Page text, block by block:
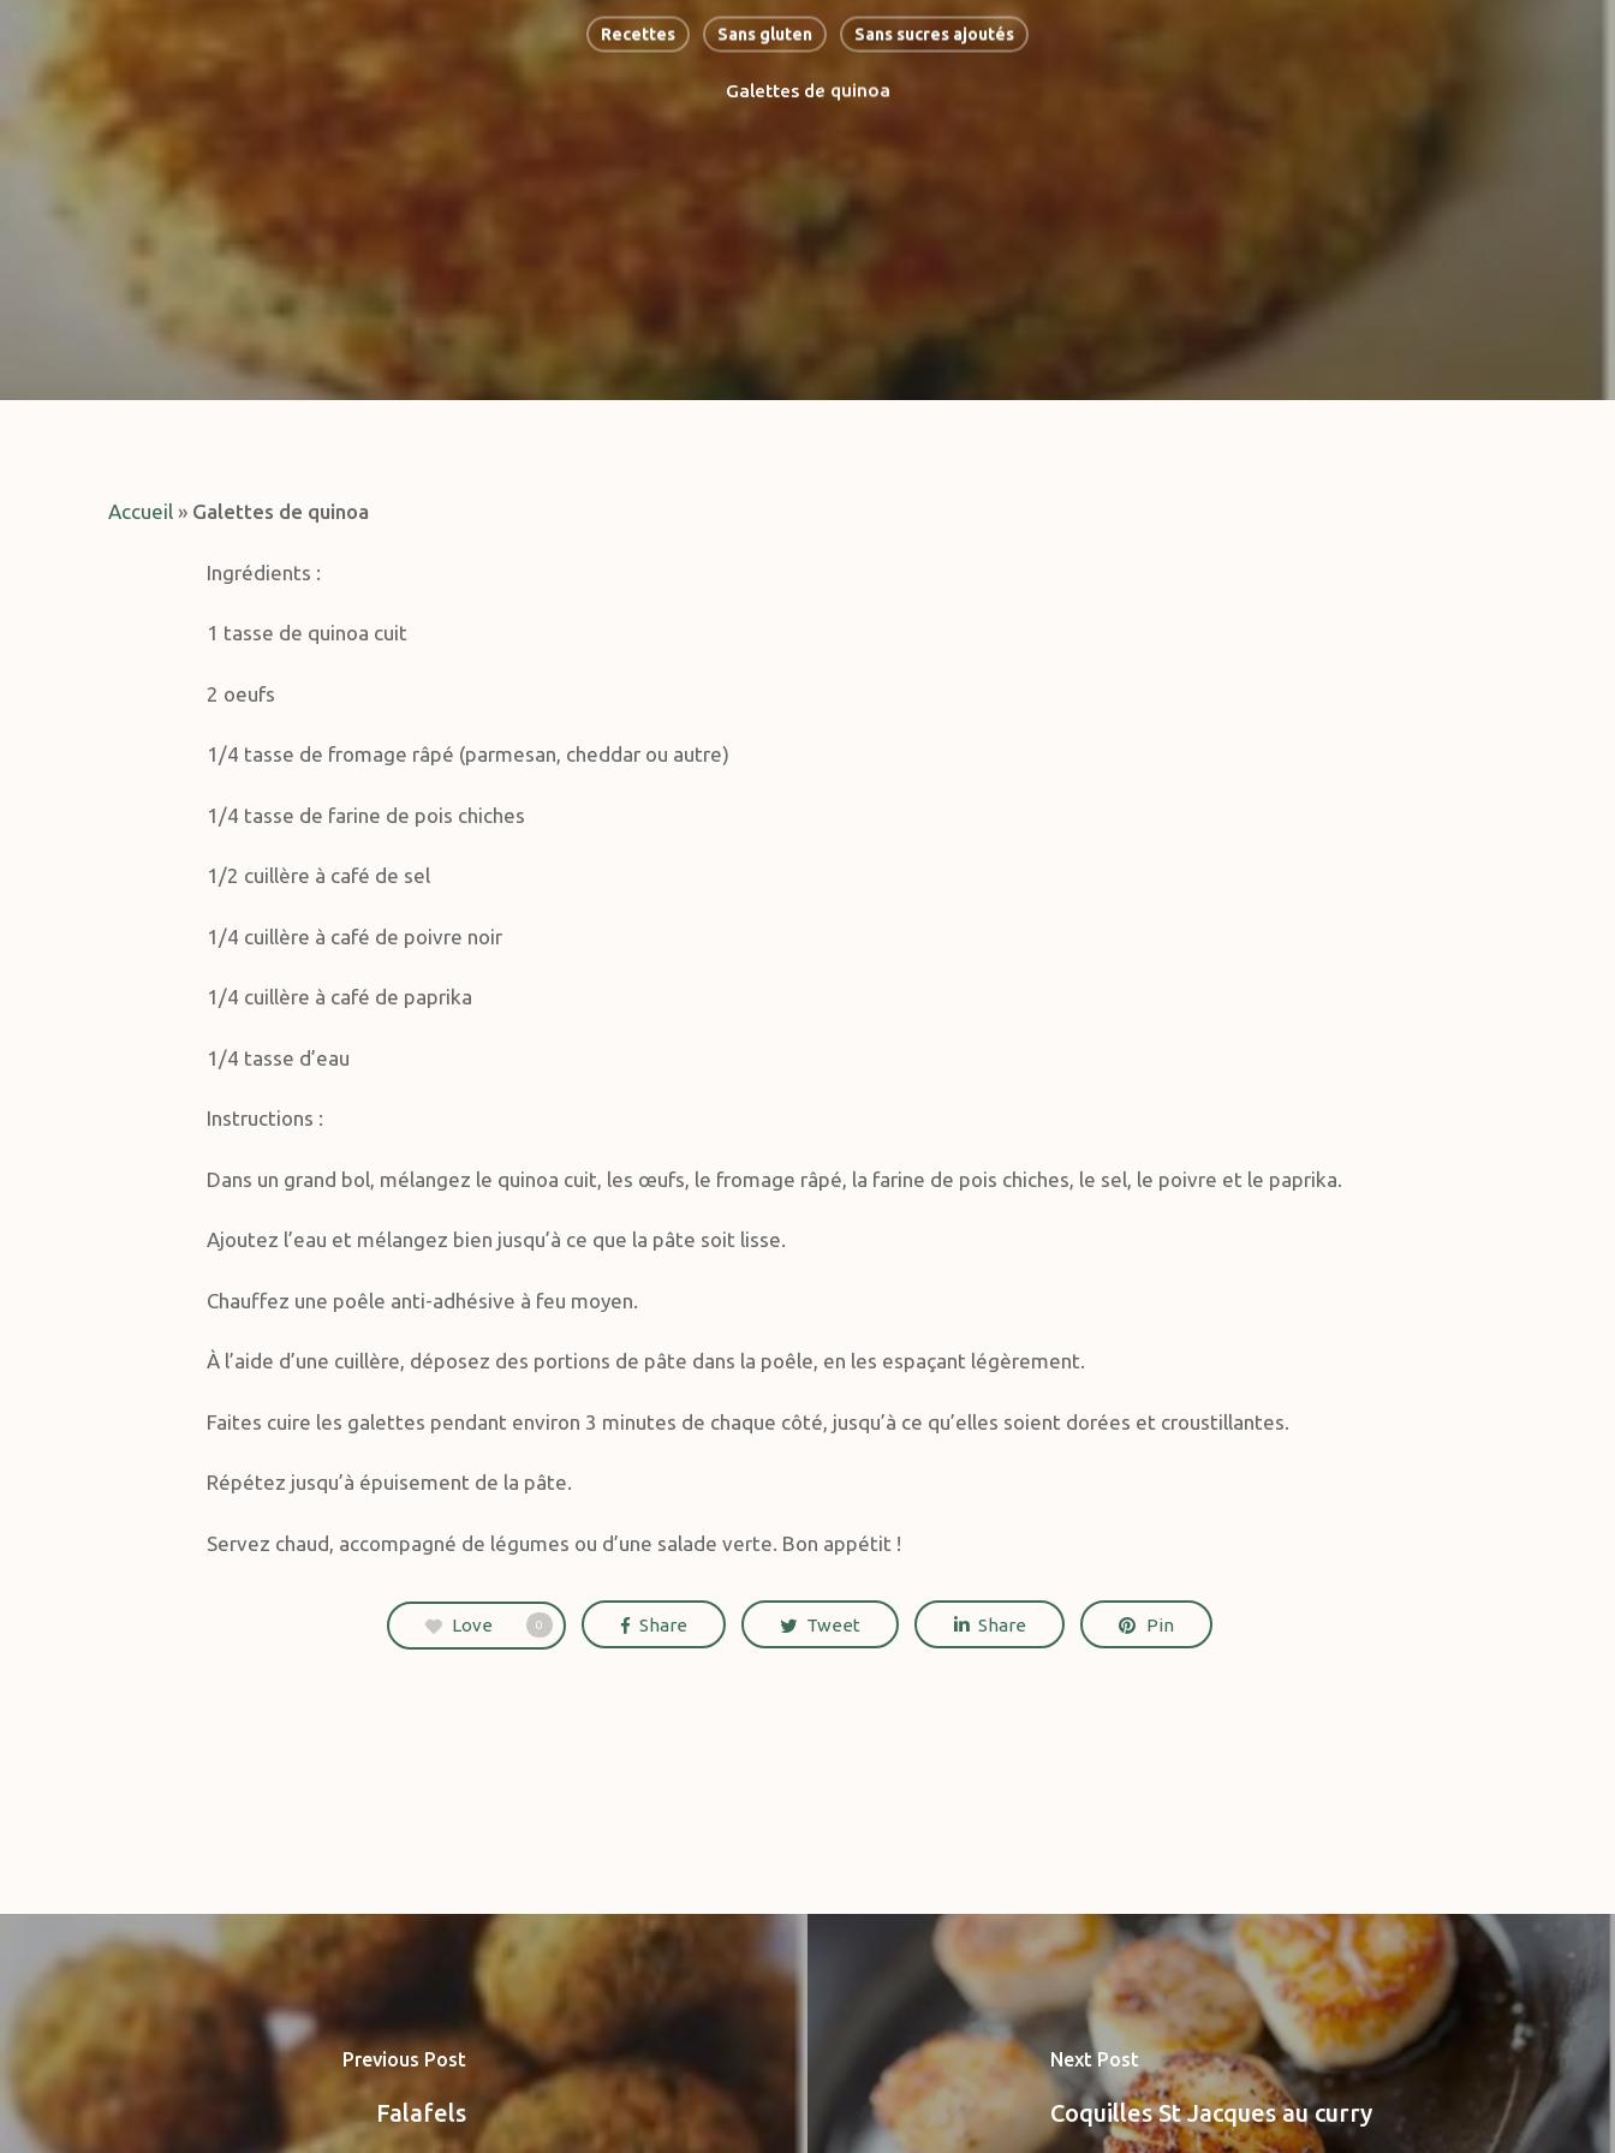
Hit enter to search or ESC to close
Recettes Sans gluten Sans sucres ajoutés
Galettes de quinoa
Accueil » Galettes de quinoa
Ingrédients :
1 tasse de quinoa cuit
2 oeufs
1/4 tasse de fromage râpé (parmesan, cheddar ou autre)
1/4 tasse de farine de pois chiches
1/2 cuillère à café de sel
1/4 cuillère à café de poivre noir
1/4 cuillère à café de paprika
1/4 tasse d’eau
Instructions :
Dans un grand bol, mélangez le quinoa cuit, les œufs, le fromage râpé, la farine de pois chiches, le sel, le poivre et le paprika.
Ajoutez l’eau et mélangez bien jusqu’à ce que la pâte soit lisse.
Chauffez une poêle anti-adhésive à feu moyen.
À l’aide d’une cuillère, déposez des portions de pâte dans la poêle, en les espaçant légèrement.
Faites cuire les galettes pendant environ 3 minutes de chaque côté, jusqu’à ce qu’elles soient dorées et croustillantes.
Répétez jusqu’à épuisement de la pâte.
Servez chaud, accompagné de légumes ou d’une salade verte. Bon appétit !
Love 0 Share Tweet Share Pin
Previous Post
Falafels
Next Post
Coquilles St Jacques au curry